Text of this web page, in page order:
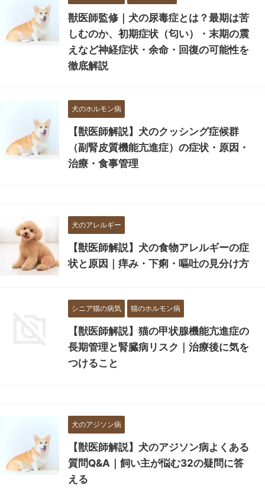
獣医師監修｜犬の尿毒症とは？最期は苦
しむのか、初期症状（匂い）・末期の震
えなど神経症状・余命・回復の可能性を
徹底解説
犬のホルモン病
【獣医師解説】犬のクッシング症候群
（副腎皮質機能亢進症）の症状・原因・
治療・食事管理
犬のアレルギー
【獣医師解説】犬の食物アレルギーの症
状と原因｜痒み・下痢・嘔吐の見分け方
シニア猫の病気 猫のホルモン病
【獣医師解説】猫の甲状腺機能亢進症の
長期管理と腎臓病リスク｜治療後に気を
つけること
犬のアジソン病
【獣医師解説】犬のアジソン病よくある
質問Q&A｜飼い主が悩む32の疑問に答
える